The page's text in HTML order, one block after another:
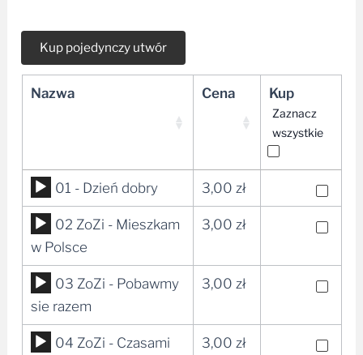
Nazwa Cena Kup
Zaznacz
wszystkie
Odtwarzacz
plików
dźwiękowych
01 - Dzień dobry 3,00 zł
Odtwarzacz
plików
dźwiękowych
02 ZoZi - Mieszkam
w Polsce
3,00 zł
Odtwarzacz
plików
dźwiękowych
03 ZoZi - Pobawmy
sie razem
3,00 zł
Odtwarzacz
04 ZoZi - Czasami
3,00 zł